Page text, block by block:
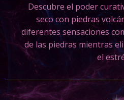
Descubre el poder
seco con piedras
diferentes sensaciones
de las piedras mientras
el